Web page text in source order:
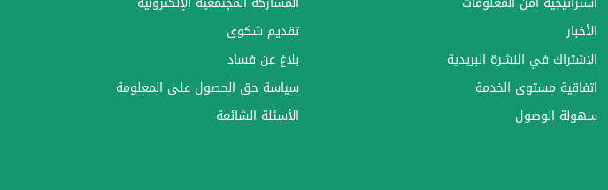
الأخبار
الاشتراك في النشرة البريدية
اتفاقية مستوى الخدمة
سهولة الوصول
تقديم شكوى
بلاغ عن فساد
سياسة حق الحصول على المعلومة
الأسئلة الشائعة